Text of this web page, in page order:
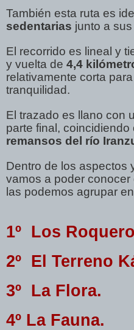
También esta ruta es
sedentarias junto a
El recorrido es lineal y
y vuelta de 4,4
relativamente corta
tranquilidad.
El trazado es llano con
parte final, coincidiendo
remansos del río
Dentro de los aspectos
vamos a poder
las podemos agrupar en
1º Los
2º El Terreno
3º La Flora.
4º La Fauna.